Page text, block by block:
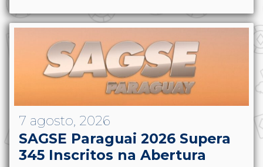
7 agosto, 2026
SAGSE Paraguai 2026 Supera
345 Inscritos na Abertura